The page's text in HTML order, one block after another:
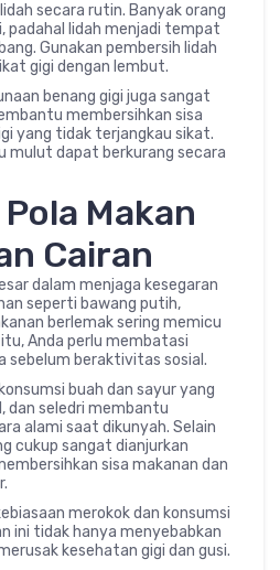
secara rutin. Banyak orang
padahal lidah menjadi tempat
Gunakan pembersih lidah
gigi dengan lembut.
benang gigi juga sangat
membersihkan sisa
yang tidak terjangkau sikat.
mulut dapat berkurang secara
Makan
Cairan
dalam menjaga kesegaran
seperti bawang putih,
berlemak sering memicu
Anda perlu membatasi
sebelum beraktivitas sosial.
buah dan sayur yang
dan seledri membantu
alami saat dikunyah. Selain
cukup sangat dianjurkan
sisa makanan dan
merokok dan konsumsi
ini tidak hanya menyebabkan
kesehatan gigi dan gusi.